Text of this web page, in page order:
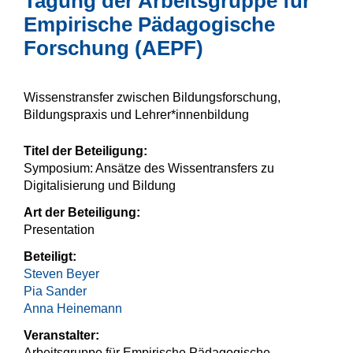
Empirische Pädagogische
Forschung (AEPF)
Wissenstransfer zwischen Bildungsforschung,
Bildungspraxis und Lehrer*innenbildung
Titel der Beteiligung:
Symposium: Ansätze des Wissentransfers zu
Digitalisierung und Bildung
Art der Beteiligung:
Presentation
Beteiligt:
Steven Beyer
Pia Sander
Anna Heinemann
Veranstalter: